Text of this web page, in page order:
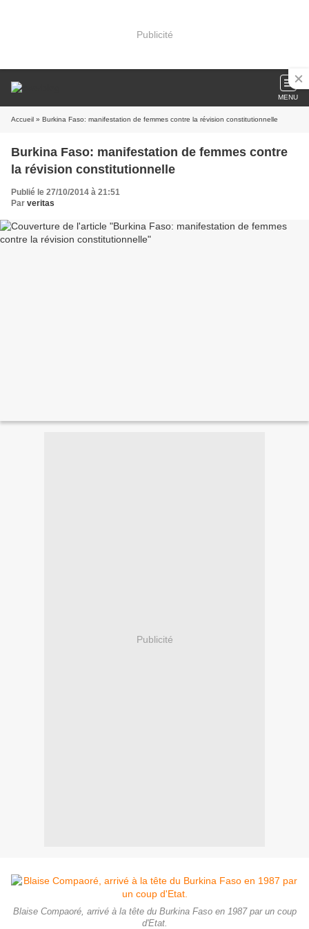
Publicité
MENU
Accueil » Burkina Faso: manifestation de femmes contre la révision constitutionnelle
Burkina Faso: manifestation de femmes contre
la révision constitutionnelle
Publié le 27/10/2014 à 21:51
Par veritas
Publicité
Blaise Compaoré, arrivé à la tête du Burkina Faso en 1987 par un coup
d'Etat.